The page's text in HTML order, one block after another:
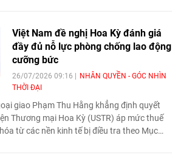
Việt Nam đề nghị Hoa Kỳ đánh giá
đầy đủ nỗ lực phòng chống lao động
cưỡng bức
26/07/2026 09:16
NHÂN QUYỀN - GÓC NHÌN
THỜI ĐẠI
giao Phạm Thu Hằng khẳng định quyết
Thương mại Hoa Kỳ (USTR) áp mức thuế
từ các nền kinh tế bị điều tra theo Mục